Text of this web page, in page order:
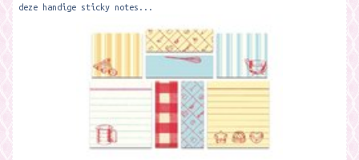
deze handige sticky notes...